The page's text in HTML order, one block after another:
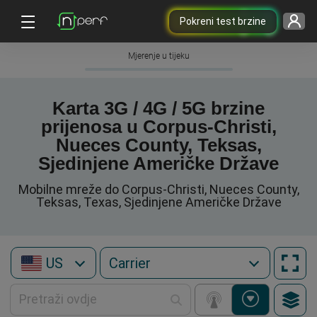
Pokreni test brzine
Mjerenje u tijeku
Karta 3G / 4G / 5G brzine
prijenosa u Corpus-Christi,
Nueces County, Teksas,
Sjedinjene Američke Države
Mobilne mreže do Corpus-Christi, Nueces County,
Teksas, Texas, Sjedinjene Američke Države
US